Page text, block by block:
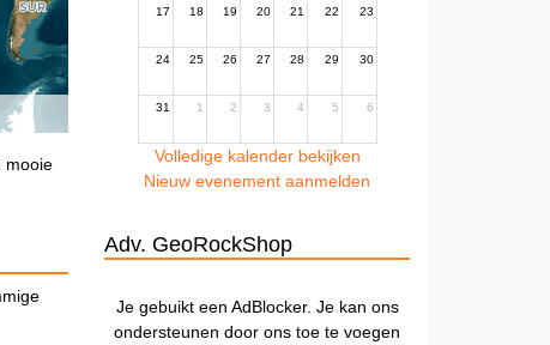
mooie
17 18 19 20 21 22 23
24 25 26 27 28 29 30
31 1 2 3 4 5 6
Volledige kalender bekijken
Nieuw evenement aanmelden
Adv. GeoRockShop
Je gebuikt een AdBlocker. Je kan ons
ondersteunen door ons toe te voegen